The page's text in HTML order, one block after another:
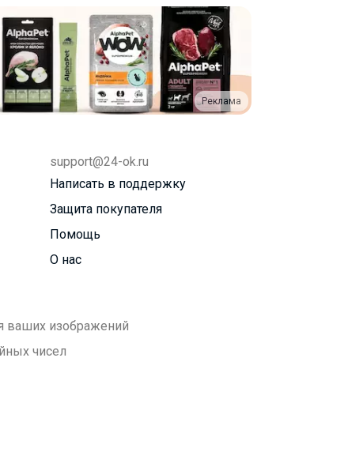
Реклама
support@24-ok.ru
Написать в поддержку
Защита покупателя
Помощь
О нас
ваших изображений
чисел